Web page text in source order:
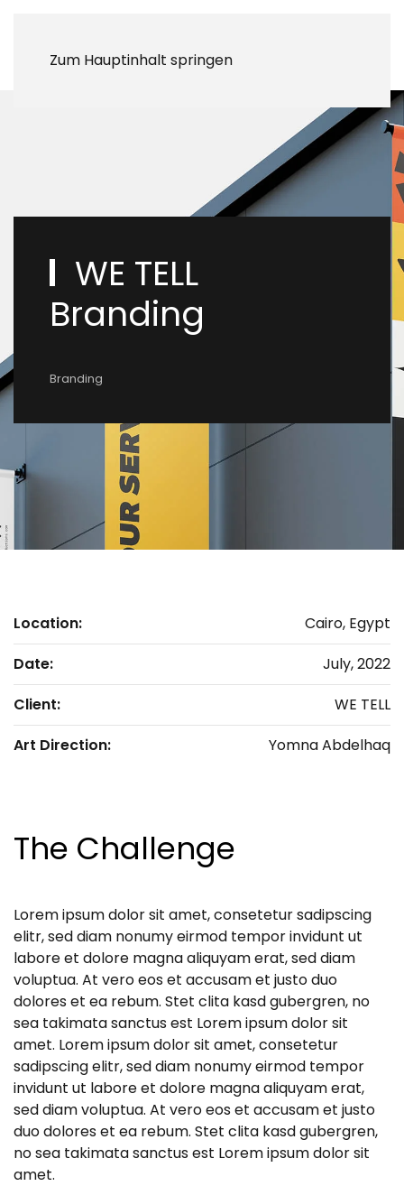
Zum Hauptinhalt springen
WE TELL
Branding
Branding
Location:
Cairo, Egypt
Date:
July, 2022
Client:
WE TELL
Art Direction:
Yomna Abdelhaq
The Challenge
Lorem ipsum dolor sit amet, consetetur sadipscing
elitr, sed diam nonumy eirmod tempor invidunt ut
labore et dolore magna aliquyam erat, sed diam
voluptua. At vero eos et accusam et justo duo
dolores et ea rebum. Stet clita kasd gubergren, no
sea takimata sanctus est Lorem ipsum dolor sit
amet. Lorem ipsum dolor sit amet, consetetur
sadipscing elitr, sed diam nonumy eirmod tempor
invidunt ut labore et dolore magna aliquyam erat,
sed diam voluptua. At vero eos et accusam et justo
duo dolores et ea rebum. Stet clita kasd gubergren,
no sea takimata sanctus est Lorem ipsum dolor sit
amet.